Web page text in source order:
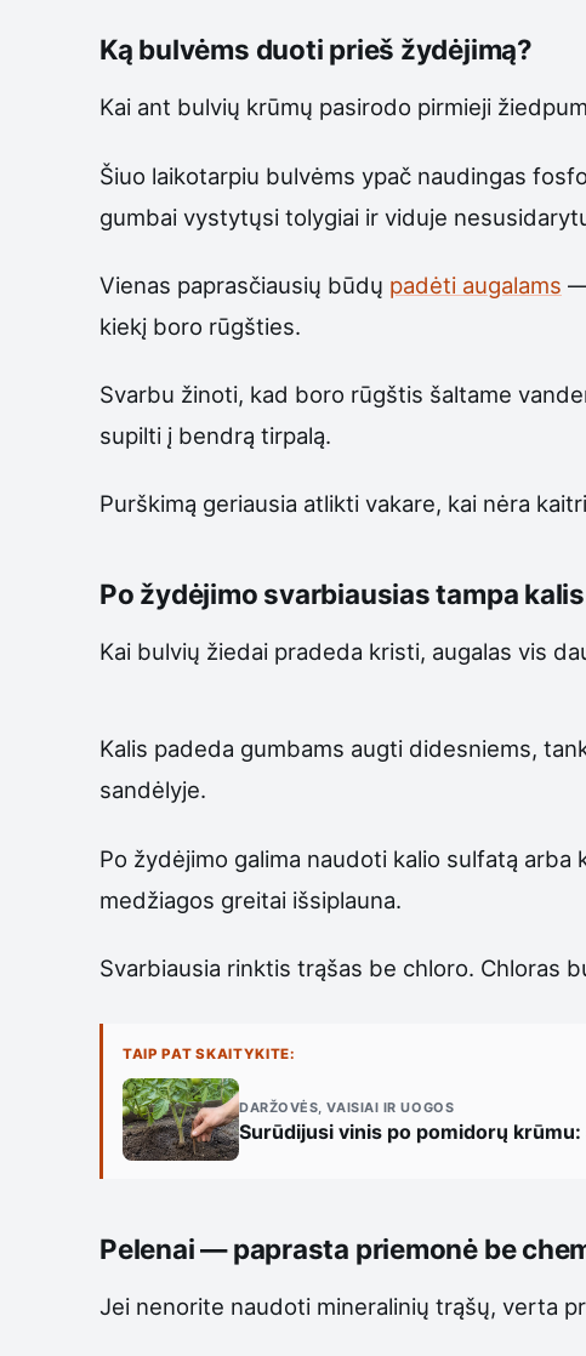
Ką bulvėms duoti prieš žydėjimą?
Kai ant bulvių krūmų pasirodo pirmieji
Šiuo laikotarpiu bulvėms ypač naudingas
gumbai vystytųsi tolygiai ir viduje
Vienas paprasčiausių būdų padėti augalams —
kiekį boro rūgšties.
Svarbu žinoti, kad boro rūgštis šaltame
supilti į bendrą tirpalą.
Purškimą geriausia atlikti vakare, kai nėra
Po žydėjimo svarbiausias tampa kalis
Kai bulvių žiedai pradeda kristi, augalas vis
Kalis padeda gumbams augti didesniems,
sandėlyje.
Po žydėjimo galima naudoti kalio sulfatą
medžiagos greitai išsiplauna.
Svarbiausia rinktis trąšas be chloro. Chloras
TAIP PAT SKAITYKITE:
DARŽOVĖS, VAISIAI IR UOGOS
Surūdijusi vinis po pomidorų
Pelenai — paprasta priemonė be
Jei nenorite naudoti mineralinių trąšų, verta